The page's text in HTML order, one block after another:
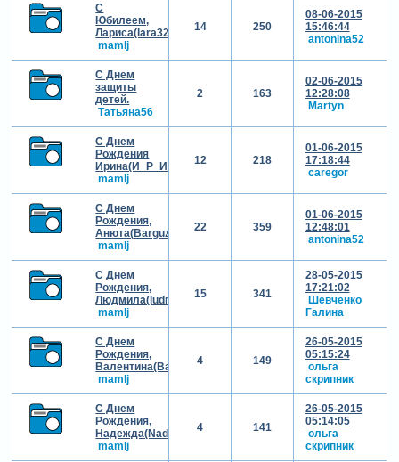
С
Юбилеем,
Лариса(lara321)!!!
mamlj
14 250
08-06-2015
15:46:44
antonina52
С Днем
защиты
детей.
Татьяна56
2 163
02-06-2015
12:28:08
Martyn
С Днем
Рождения
Ирина(И_Р_И_Н_У_Ш_К_А)!!!
mamlj
12 218
01-06-2015
17:18:44
caregor
С Днем
Рождения,
Анюта(Barguzenok)!!!
mamlj
22 359
01-06-2015
12:48:01
antonina52
С Днем
Рождения,
Людмила(ludmila01)!!!
mamlj
15 341
28-05-2015
17:21:02
Шевченко
Галина
С Днем
Рождения,
Валентина(Валентинка)!!!
mamlj
4 149
26-05-2015
05:15:24
ольга
скрипник
С Днем
Рождения,
Надежда(Nadi1)!!!
mamlj
4 141
26-05-2015
05:14:05
ольга
скрипник